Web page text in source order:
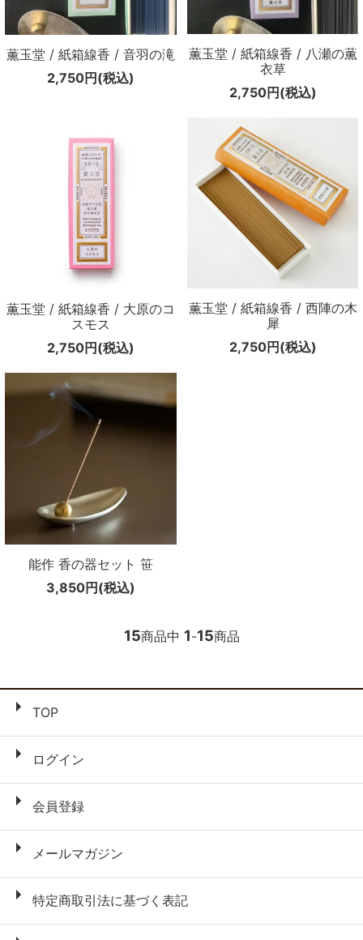
薫玉堂 / 紙箱線香 / 音羽の滝
2,750円(税込)
薫玉堂 / 紙箱線香 / 八瀬の薫
衣草
2,750円(税込)
薫玉堂 / 紙箱線香 / 大原のコ
スモス
2,750円(税込)
薫玉堂 / 紙箱線香 / 西陣の木
犀
2,750円(税込)
能作 香の器セット 笹
3,850円(税込)
15商品中 1-15商品
TOP
ログイン
会員登録
メールマガジン
特定商取引法に基づく表記